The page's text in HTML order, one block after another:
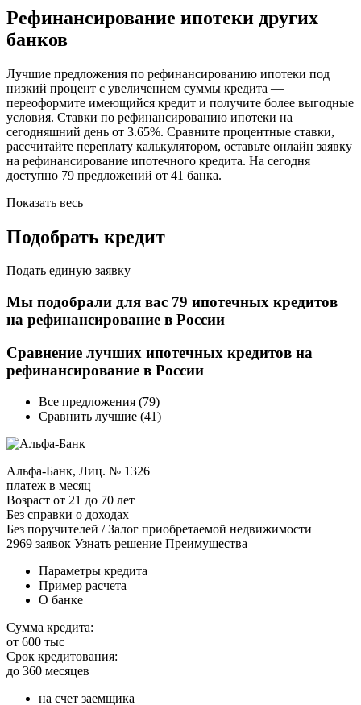
Рефинансирование ипотеки других
банков
Лучшие предложения по рефинансированию ипотеки под
низкий процент с увеличением суммы кредита —
переоформите имеющийся кредит и получите более выгодные
условия. Ставки по рефинансированию ипотеки на
сегодняшний день от 3.65%. Сравните процентные ставки,
рассчитайте переплату калькулятором, оставьте онлайн заявку
на рефинансирование ипотечного кредита. На сегодня
доступно 79 предложений от 41 банка.
Показать весь
Подобрать кредит
Подать единую заявку
Мы подобрали для вас 79 ипотечных кредитов
на рефинансирование в России
Сравнение лучших ипотечных кредитов на
рефинансирование в России
Все предложения (79)
Сравнить лучшие (41)
Альфа-Банк, Лиц. № 1326
платеж в месяц
Возраст от 21 до 70 лет
Без справки о доходах
Без поручителей / Залог приобретаемой недвижимости
2969 заявок Узнать решение Преимущества
Параметры кредита
Пример расчета
О банке
Сумма кредита:
от 600 тыс
Срок кредитования:
до 360 месяцев
на счет заемщика